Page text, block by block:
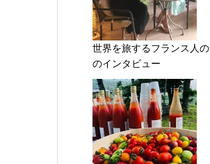
世界を旅するフランス人
のインタビュー